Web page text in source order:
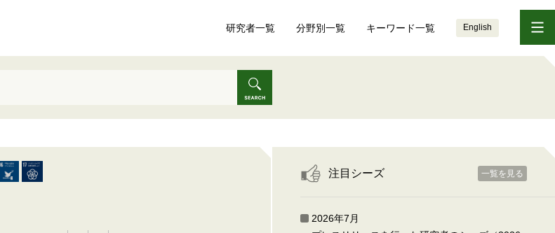
研究者一覧 分野別一覧 キーワード一覧 English
注目シーズ 一覧を見る
2026年7月